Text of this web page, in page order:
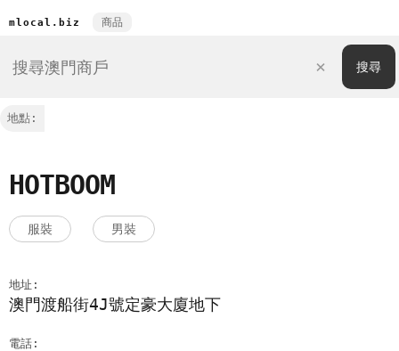
mlocal.biz 商品
地點:
HOTBOOM
服裝 男裝
地址:
澳門渡船街4J號定豪大廈地下
電話: